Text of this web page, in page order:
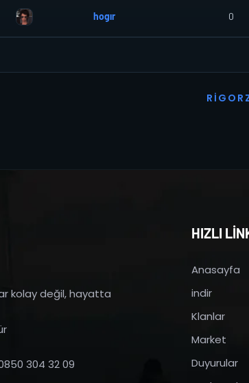
hogır 0
R I G O R
kolay değil, hayatta
304 32 09
HIZLI
Anasayfa
indir
Klanlar
Market
Duyurular